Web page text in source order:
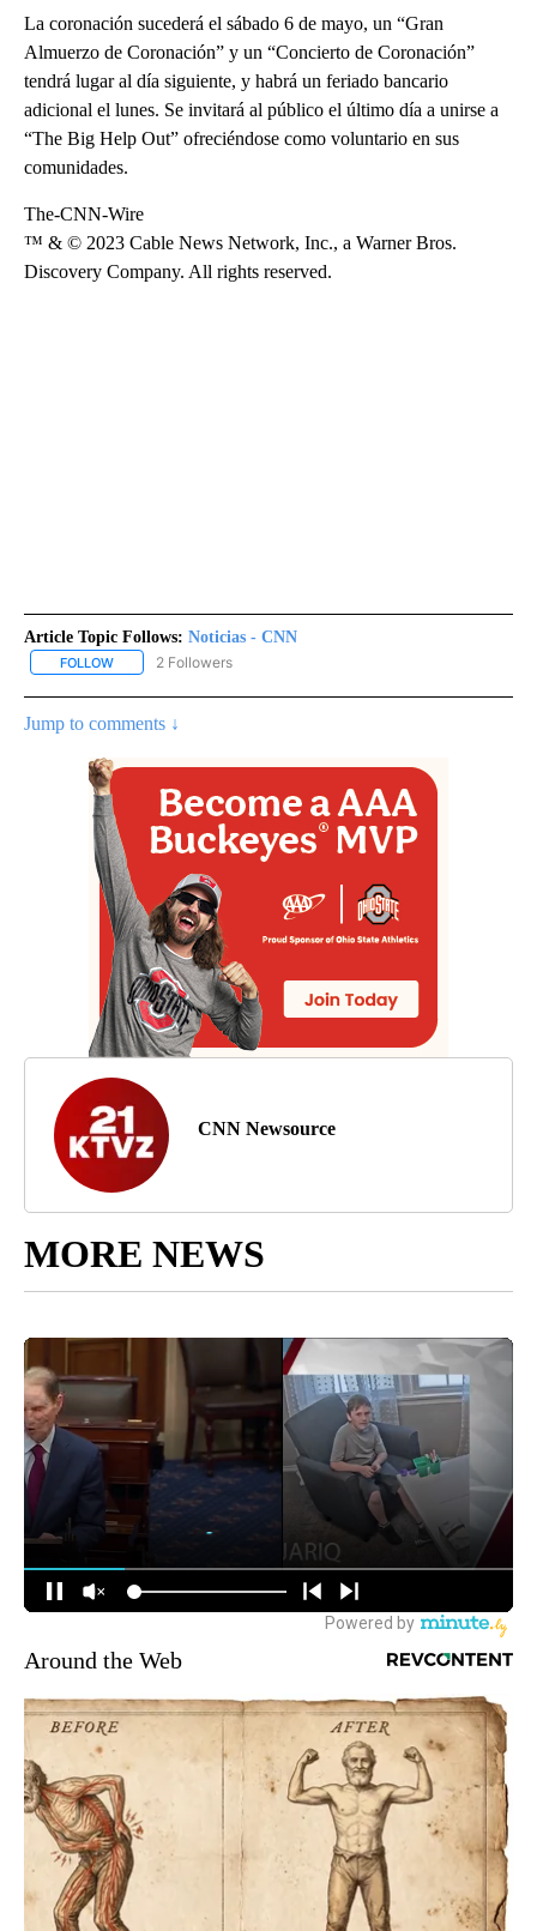
La coronación sucederá el sábado 6 de mayo, un “Gran
Almuerzo de Coronación” y un “Concierto de Coronación”
tendrá lugar al día siguiente, y habrá un feriado bancario
adicional el lunes. Se invitará al público el último día a unirse a
“The Big Help Out” ofreciéndose como voluntario en sus
comunidades.
The-CNN-Wire
™ & © 2023 Cable News Network, Inc., a Warner Bros.
Discovery Company. All rights reserved.
Article Topic Follows: Noticias - CNN
FOLLOW FOLLOW "NOTICIAS - CNN" TO RECEIVE NOTIFICATIONS ABOUT
2 Followers
Jump to comments ↓
CNN Newsource
MORE NEWS
Around the Web